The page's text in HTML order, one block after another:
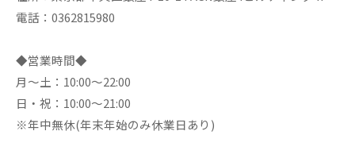
電話：0362815980
◆営業時間◆
月～土：10:00～22:00
日・祝：10:00～21:00
※年中無休(年末年始のみ休業日あり)